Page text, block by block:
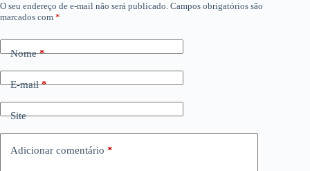
O seu endereço de e-mail não será publicado. Campos obrigatórios são
marcados com *
Nome*
E-mail*
Site
Adicionar comentário *